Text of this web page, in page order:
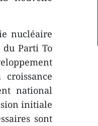
nucléaire
Parti To
national
initiale
sont